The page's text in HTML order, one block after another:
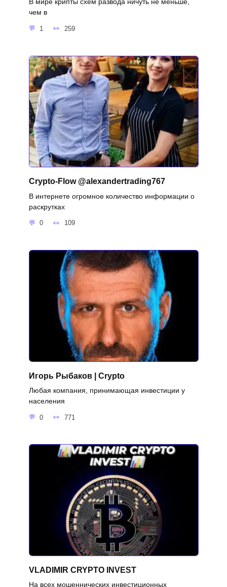
В мире крипты схем развода ничуть не меньше,
чем в
1 259
Crypto-Flow @alexandertrading767
В интернете огромное количество информации о
раскрутках
0 109
Игорь Рыбаков | Crypto
Любая компания, принимающая инвестиции у
населения
0 771
VLADIMIR CRYPTO INVEST
На всех мошеннических инвестиционных